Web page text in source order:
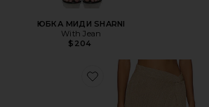
ЮБКА МИДИ SHARNI
With Jean
$204
Favorite ЮБКА HEART OF GOLD